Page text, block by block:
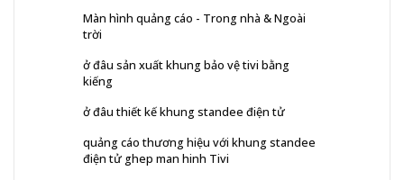
Màn hình quảng cáo - Trong nhà & Ngoài
trời
ở đâu sản xuất khung bảo vệ tivi bằng
kiếng
ở đâu thiết kế khung standee điện tử
quảng cáo thương hiệu với khung standee
điện tử ghep man hinh Tivi